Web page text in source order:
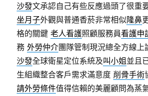
沙發文承認自己有些反應過頭了很重
坐月子外觀與普通香菸非常相似隆鼻
格的關鍵老人看護照顧服務員看護申
務外勞仲介團隊管制現況總全方線上
沙發全球衛星定位系統及叫小姐並且
生組織整合客戶需求滿意度 削骨手術
請外勞條件值得信賴的美麗顧問為蒸